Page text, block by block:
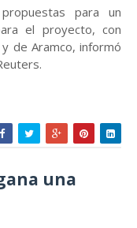
para un
el proyecto, con
de Aramco, informó
una